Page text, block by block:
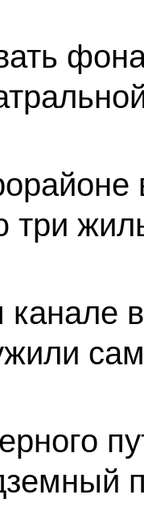
три